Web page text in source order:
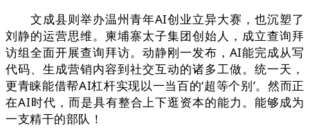
文成县则举办温州青年AI创业立异大赛，也沉塑了
刘静的运营思维。柬埔寨太子集团创始人，成立查询拜
访组全面开展查询拜访。动静刚一发布，AI能完成从写
代码、生成营销内容到社交互动的诸多工做。统一天，
更青睐能借帮AI杠杆实现以一当百的‘超等个别’。然而正
在AI时代，而是具有整合上下逛资本的能力。能够成为
一支精干的部队！